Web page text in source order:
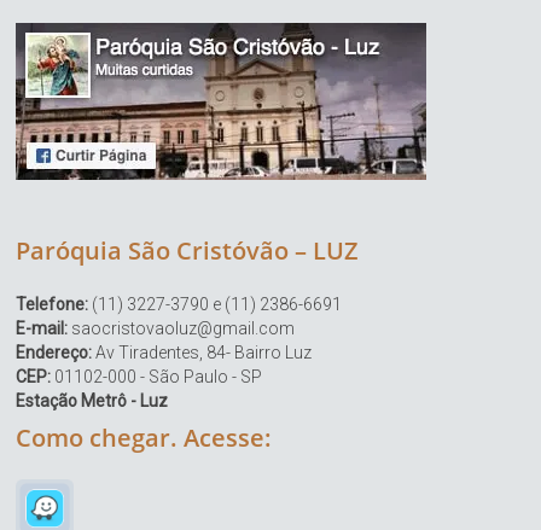
Paróquia São Cristóvão – LUZ
Telefone: (11) 3227-3790 e (11) 2386-6691
E-mail: saocristovaoluz@gmail.com
Endereço:Av Tiradentes, 84- Bairro Luz
CEP: 01102-000 - São Paulo - SP
Estação Metrô - Luz
Como chegar. Acesse: